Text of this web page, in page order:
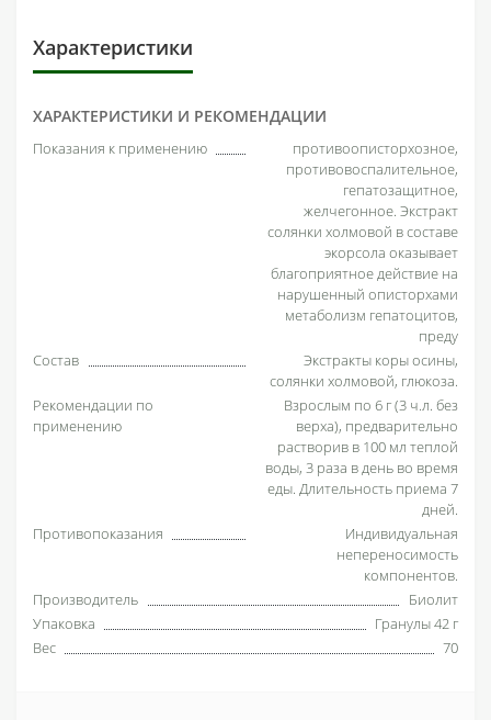
Характеристики
ХАРАКТЕРИСТИКИ И РЕКОМЕНДАЦИИ
Показания к применению
противоописторхозное,
противовоспалительное,
гепатозащитное,
желчегонное. Экстракт
солянки холмовой в составе
экорсола оказывает
благоприятное действие на
нарушенный описторхами
метаболизм гепатоцитов,
преду
Состав
Экстракты коры осины,
солянки холмовой, глюкоза.
Рекомендации по
применению
Взрослым по 6 г (3 ч.л. без
верха), предварительно
растворив в 100 мл теплой
воды, 3 раза в день во время
еды. Длительность приема 7
дней.
Противопоказания
Индивидуальная
непереносимость
компонентов.
Производитель
Биолит
Упаковка
Гранулы 42 г
Вес
70